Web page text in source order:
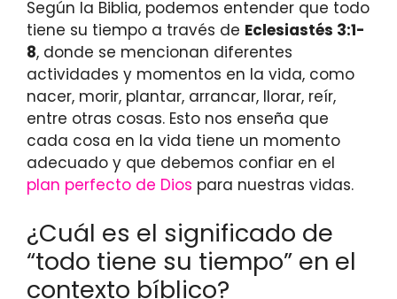
Según la Biblia, podemos entender que todo
tiene su tiempo a través de Eclesiastés 3:1-
8, donde se mencionan diferentes
actividades y momentos en la vida, como
nacer, morir, plantar, arrancar, llorar, reír,
entre otras cosas. Esto nos enseña que
cada cosa en la vida tiene un momento
adecuado y que debemos confiar en el
plan perfecto de Dios para nuestras vidas.
¿Cuál es el significado de
“todo tiene su tiempo” en el
contexto bíblico?